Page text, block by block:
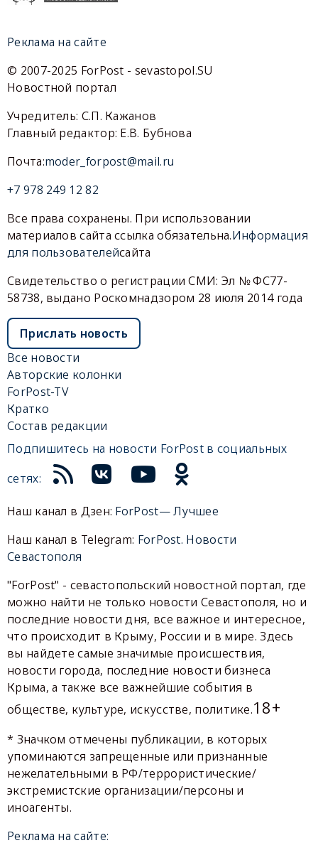
Реклама на сайте
© 2007-2025 ForPost - sevastopol.SU
Новостной портал
Учредитель: С.П. Кажанов
Главный редактор: Е.В. Бубнова
Почта:moder_forpost@mail.ru
+7 978 249 12 82
Все права сохранены. При использовании
материалов сайта ссылка обязательна.Информация
для пользователейсайта
Свидетельство о регистрации СМИ: Эл № ФС77-
58738, выдано Роскомнадзором 28 июля 2014 года
Прислать новость
Все новости
Авторские колонки
ForPost-TV
Кратко
Состав редакции
Подпишитесь на новости ForPost в социальных
сетях:
Наш канал в Дзен: ForPost— Лучшее
Наш канал в Telegram: ForPost. Новости
Севастополя
"ForPost" - севастопольский новостной портал, где
можно найти не только новости Севастополя, но и
последние новости дня, все важное и интересное,
что происходит в Крыму, России и в мире. Здесь
вы найдете самые значимые происшествия,
новости города, последние новости бизнеса
Крыма, а также все важнейшие события в
обществе, культуре, искусстве, политике.18+
* Значком отмечены публикации, в которых
упоминаются запрещенные или признанные
нежелательными в РФ/террористические/
экстремистские организации/персоны и
иноагенты.
Реклама на сайте: